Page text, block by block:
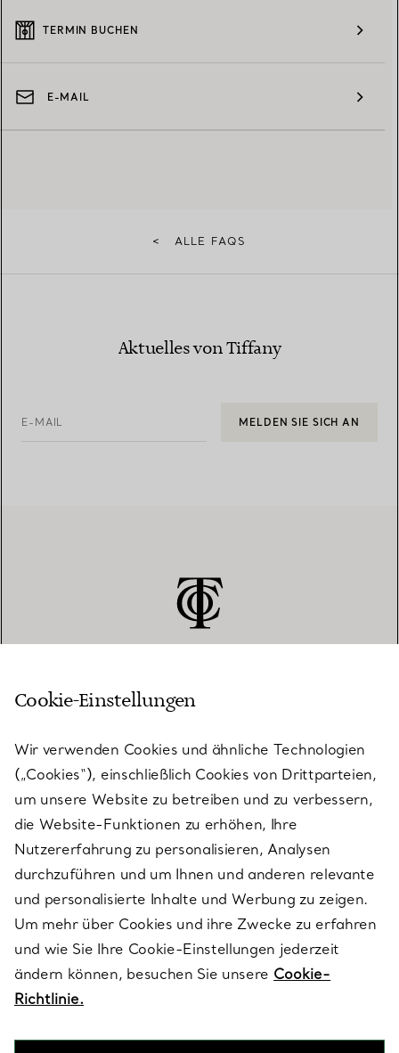
TERMIN BUCHEN
E-MAIL
< ALLE FAQS
Aktuelles von Tiffany
E-MAIL MELDEN SIE SICH AN
KUNDENSERVICE
SERVICES
ÜBER TIFFANY & CO.
RECHTLICHE HINWEISE
FOLGEN SIE UNS
Cookie-Einstellungen
Wir verwenden Cookies und ähnliche Technologien
(„Cookies“), einschließlich Cookies von Drittparteien,
um unsere Website zu betreiben und zu verbessern,
die Website-Funktionen zu erhöhen, Ihre
Nutzererfahrung zu personalisieren, Analysen
durchzuführen und um Ihnen und anderen relevante
und personalisierte Inhalte und Werbung zu zeigen.
Um mehr über Cookies und ihre Zwecke zu erfahren
und wie Sie Ihre Cookie-Einstellungen jederzeit
ändern können, besuchen Sie unsere Cookie-
Richtlinie.